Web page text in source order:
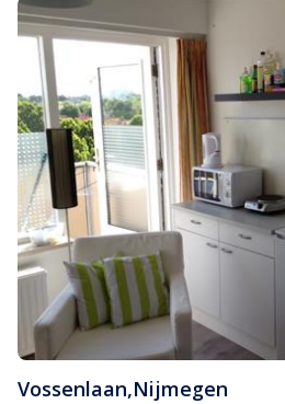
Vossenlaan,Nijmegen